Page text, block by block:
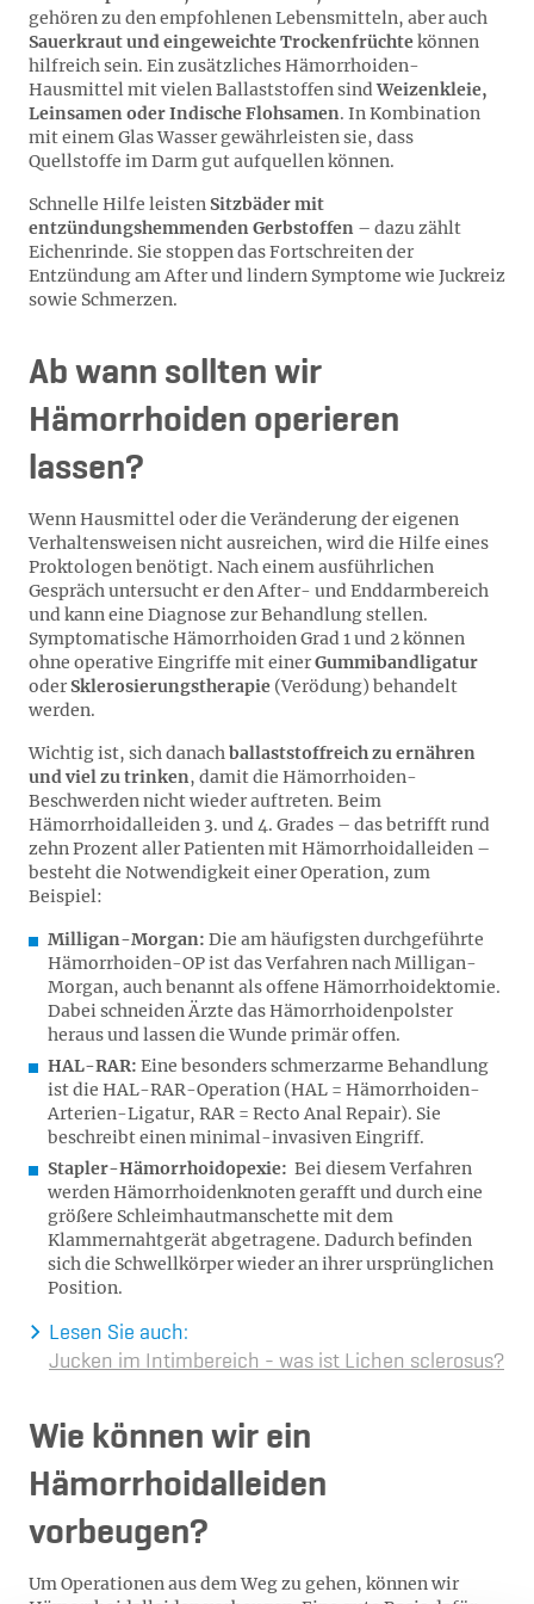
gehören zu den empfohlenen Lebensmitteln, aber auch
Sauerkraut und eingeweichte Trockenfrüchtekönnen
hilfreich sein. Ein zusätzliches Hämorrhoiden-
Hausmittel mit vielen Ballaststoffen sindWeizenkleie,
Leinsamen oder Indische Flohsamen. In Kombination
mit einem Glas Wasser gewährleisten sie, dass
Quellstoffe im Darm gut aufquellen können.
Schnelle Hilfe leistenSitzbäder mit
entzündungshemmenden Gerbstoffen – dazu zählt
Eichenrinde. Sie stoppen das Fortschreiten der
Entzündung am After und lindern Symptome wie Juckreiz
sowie Schmerzen.
Ab wann sollten wir
Hämorrhoiden operieren
lassen?
Wenn Hausmittel oder die Veränderung der eigenen
Verhaltensweisen nicht ausreichen, wird die Hilfe eines
Proktologen benötigt. Nach einem ausführlichen
Gespräch untersucht er den After- und Enddarmbereich
und kann eine Diagnose zur Behandlung stellen.
Symptomatische Hämorrhoiden Grad 1 und 2 können
ohne operative Eingriffe mit einerGummibandligatur
oderSklerosierungstherapie (Verödung) behandelt
werden.
Wichtig ist, sich danachballaststoffreich zu ernähren
und viel zu trinken, damit die Hämorrhoiden-
Beschwerden nicht wieder auftreten. Beim
Hämorrhoidalleiden 3. und 4. Grades – das betrifft rund
zehn Prozent aller Patienten mit Hämorrhoidalleiden –
besteht die Notwendigkeit einer Operation, zum
Beispiel:
Milligan-Morgan: Die am häufigsten durchgeführte
Hämorrhoiden-OP ist das Verfahren nach Milligan-
Morgan, auch benannt als offene Hämorrhoidektomie.
Dabei schneiden Ärzte das Hämorrhoidenpolster
heraus und lassen die Wunde primär offen.
HAL-RAR: Eine besonders schmerzarme Behandlung
ist die HAL-RAR-Operation (HAL = Hämorrhoiden-
Arterien-Ligatur, RAR = Recto Anal Repair). Sie
beschreibt einen minimal-invasiven Eingriff.
Stapler-Hämorrhoidopexie: Bei diesem Verfahren
werden Hämorrhoidenknoten gerafft und durch eine
größere Schleimhautmanschette mit dem
Klammernahtgerät abgetragene. Dadurch befinden
sich die Schwellkörper wieder an ihrer ursprünglichen
Position.
Lesen Sie auch:
Jucken im Intimbereich - was ist Lichen sclerosus?
Wie können wir ein
Hämorrhoidalleiden
vorbeugen?
Um Operationen aus dem Weg zu gehen, können wir